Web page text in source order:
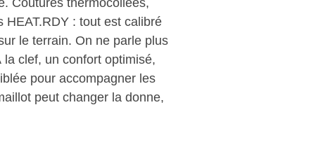
: tout est calibré
le terrain. On ne parle plus
clef, un confort optimisé,
pour accompagner les
peut changer la donne,